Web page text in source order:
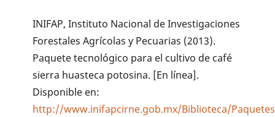
INIFAP, Instituto Nacional de Investigaciones
Forestales Agrícolas y Pecuarias (2013).
Paquete tecnológico para el cultivo de café
sierra huasteca potosina. [En línea].
Disponible en:
http://www.inifapcirne.gob.mx/Biblioteca/